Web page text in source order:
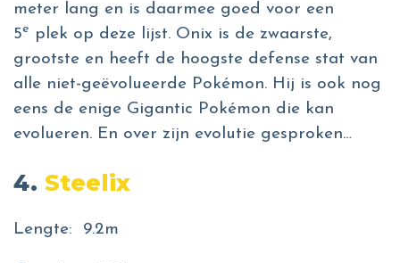
meter lang en is daarmee goed voor een
5e plek op deze lijst. Onix is de zwaarste,
grootste en heeft de hoogste defense stat van
alle niet-geëvolueerde Pokémon. Hij is ook nog
eens de enige Gigantic Pokémon die kan
evolueren. En over zijn evolutie gesproken…
4. Steelix
Lengte: 9.2m